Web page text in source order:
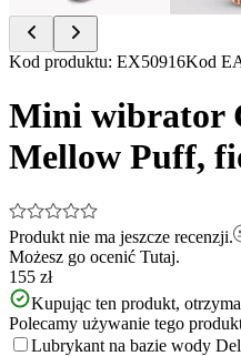
Item
of
11
Kod produktu: EX50916Kod
Mini wibrator
Mellow Puff,
Produkt nie ma jeszcze recenzji.
Możesz go ocenić Tutaj.
155 zł
Kupując ten produkt,
Polecamy używanie tego
Lubrykant na bazie wody